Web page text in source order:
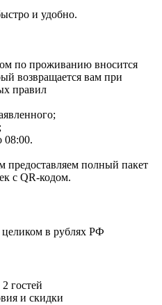
и удобно.
по проживанию вносится
возвращается вам при
правил
08:00.
полный пакет
c QR-кодом.
целиком в рублях РФ
гостей
и скидки